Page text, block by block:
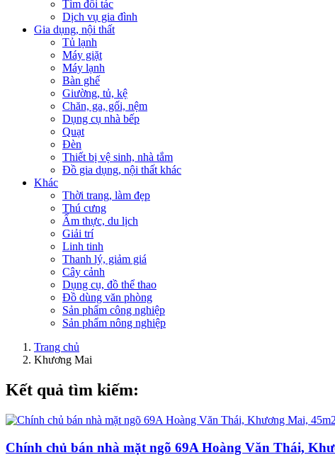
Tìm đối tác
Dịch vụ gia đình
Gia dụng, nội thất
Tủ lạnh
Máy giặt
Máy lạnh
Bàn ghế
Giường, tủ, kệ
Chăn, ga, gối, nệm
Dụng cụ nhà bếp
Quạt
Đèn
Thiết bị vệ sinh, nhà tắm
Đồ gia dụng, nội thất khác
Khác
Thời trang, làm đẹp
Thú cưng
Ẩm thực, du lịch
Giải trí
Linh tinh
Thanh lý, giảm giá
Cây cảnh
Dụng cụ, đồ thể thao
Đồ dùng văn phòng
Sản phẩm công nghiệp
Sản phẩm nông nghiệp
Trang chủ
Khương Mai
Kết quả tìm kiếm:
Chính chủ bán nhà mặt ngõ 69A Hoàng Văn Thái,